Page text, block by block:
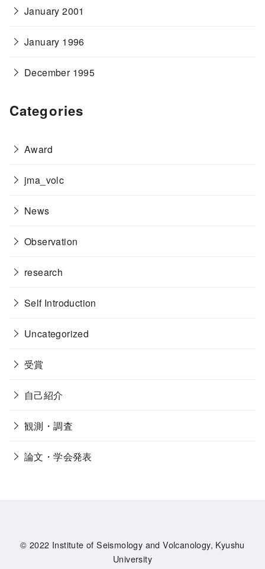
January 2001
January 1996
December 1995
Categories
Award
jma_volc
News
Observation
research
Self Introduction
Uncategorized
受賞
自己紹介
観測・調査
論文・学会発表
© 2022 Institute of Seismology and Volcanology, Kyushu
University